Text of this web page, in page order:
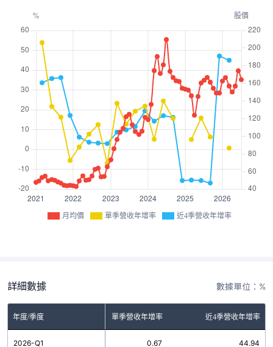
月均價 單季營收年增率 近4季營收年增率
詳細數據 數據單位：%
年度/季度 單季營收年增率 近4季營收年增率
2026-Q1 0.67 44.94